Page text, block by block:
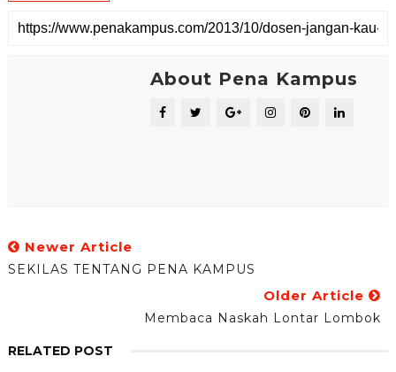
About Pena Kampus
Newer Article
SEKILAS TENTANG PENA KAMPUS
Older Article
Membaca Naskah Lontar Lombok
RELATED POST